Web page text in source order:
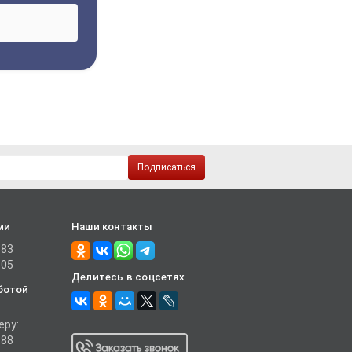
Подписаться
Наши контакты
Делитесь в соцсетях